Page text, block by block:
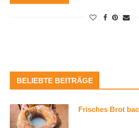
BELIEBTE BEITRÄGE
Frisches Brot